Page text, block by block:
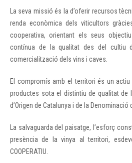
La seva missió és la d’oferir recursos
renda econòmica dels viticultors
cooperativa, orientant els seus
contínua de la qualitat des del cultiu
comercialització dels vins i caves.
El compromís amb el territori és un
productes sota el distintiu de qualitat de
d’Origen de Catalunya i de la Denominació
La salvaguarda del paisatge, l’esforç
presència de la vinya al territori,
COOPERATIU.